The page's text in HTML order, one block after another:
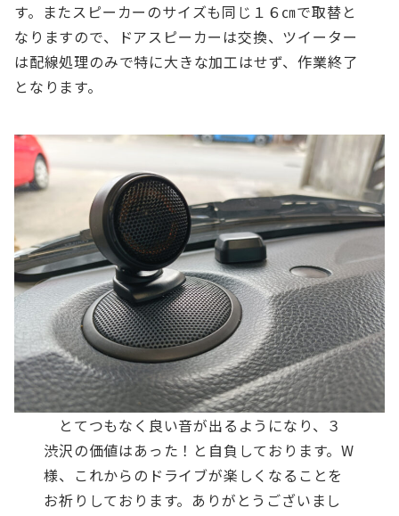
す。またスピーカーのサイズも同じ１６㎝で取替と
なりますので、ドアスピーカーは交換、ツイーター
は配線処理のみで特に大きな加工はせず、作業終了
となります。
とてつもなく良い音が出るようになり、３
渋沢の価値はあった！と自負しております。W
様、これからのドライブが楽しくなることを
お祈りしております。ありがとうございまし